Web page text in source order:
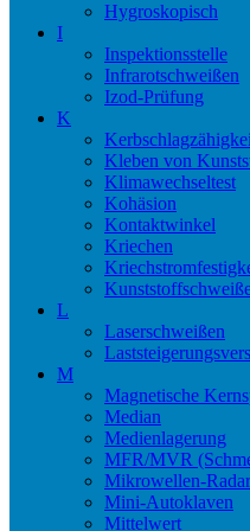
Hygroskopisch
I
Inspektionsstelle
Infrarotschweißen
Izod-Prüfung
K
Kleben von
Klimawechseltest
Kohäsion
Kontaktwinkel
Kriechen
L
Laserschweißen
M
Magnetische
Median
Medienlagerung
MFR/MVR
Mikrowellen-Radar
Mini-Autoklaven
Mittelwert